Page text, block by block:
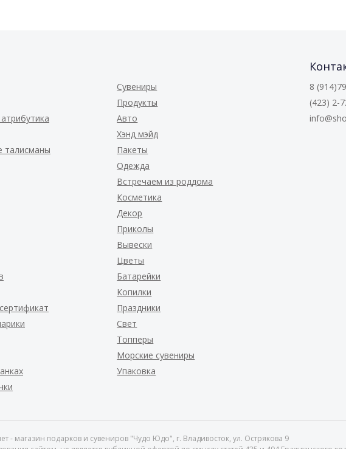
Сувениры
Продукты
Авто
Хэнд мэйд
талисманы
Пакеты
Одежда
Встречаем из роддома
Косметика
Декор
Приколы
Вывески
Цветы
Батарейки
Копилки
Праздники
Свет
Топперы
Морские сувениры
Упаковка
8
(423) 2-
- магазин подарков и сувениров "Чудо Юдо", г. Владивосток, ул. Острякова 9